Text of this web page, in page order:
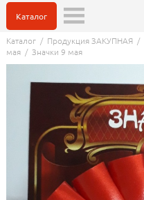
Каталог
Каталог/ Продукция ЗАКУПНАЯ/
мая/ Значки 9 мая